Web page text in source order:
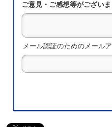
ご意見・ご感想等がござい
メール認証のためのメール